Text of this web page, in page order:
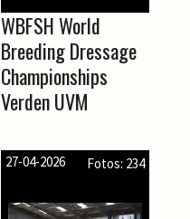
WBFSH World
Breeding Dressage
Championships
Verden UVM
27-04-2026 Fotos: 234